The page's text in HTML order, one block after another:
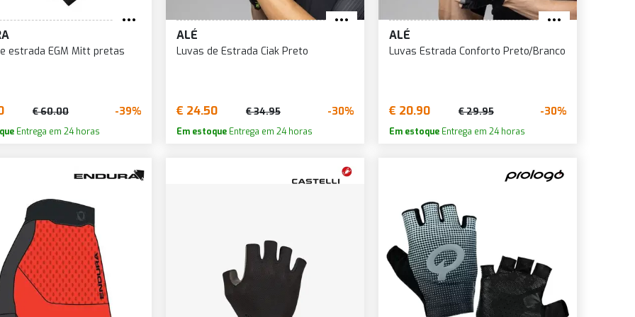
estrada EGM Mitt pretas
€ 60.00 -39%
Entrega em 24 horas
ALÉ
Luvas de Estrada Ciak Preto
€ 24.50 € 34.95 -30%
Em estoqueEntrega em 24 horas
ALÉ
Luvas Estrada Conforto Preto/Branco
€ 20.90 € 29.95 -30%
Em estoqueEntrega em 24 horas